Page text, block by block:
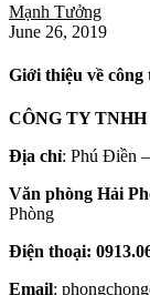
Mạnh Tưởng
June 26, 2019
Giới thiệu về công
CÔNG TY
Địa chỉ: Phú Điền
Văn phòng Hải
Phòng
Điện thoại:
Email: